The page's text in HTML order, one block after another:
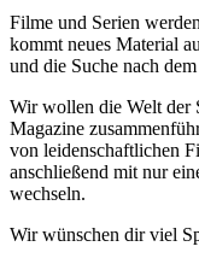
Filme und Serien
kommt neues Material
und die Suche nach
Wir wollen die Welt der
Magazine
von leidenschaftlichen
anschließend mit nur
wechseln.
Wir wünschen dir viel